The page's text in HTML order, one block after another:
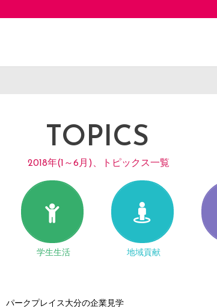
TOPICS
2018年(1～6月)、トピックス一覧
学生生活 地域貢献
ークプレイス大分の企業見学